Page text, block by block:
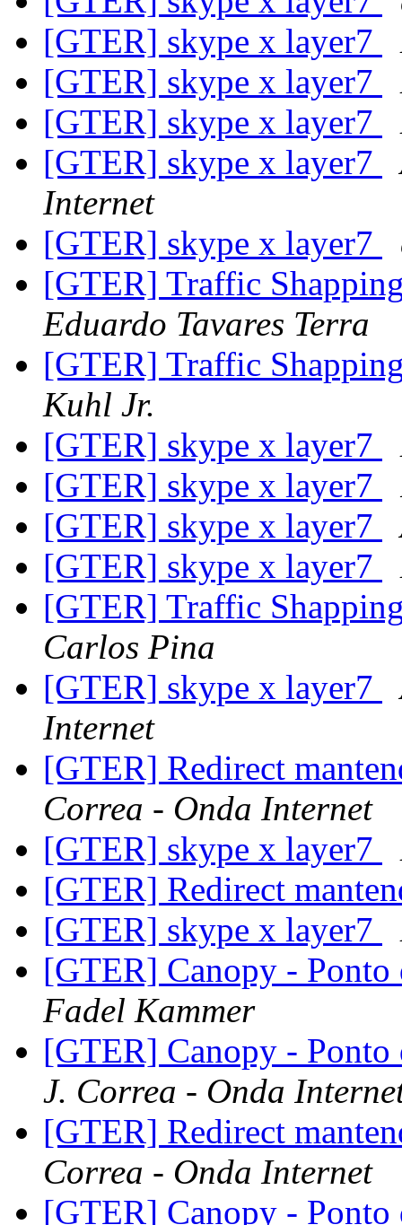
[GTER] skype x layer7
[GTER] skype x layer7
[GTER] skype x layer7
[GTER] skype x layer7
Internet
[GTER] skype x layer7
[GTER] Traffic
Eduardo Tavares Terra
[GTER] Traffic
Kuhl Jr.
[GTER] skype x layer7
[GTER] skype x layer7
[GTER] skype x layer7
[GTER] skype x layer7
[GTER] Traffic
Carlos Pina
[GTER] skype x layer7
Internet
[GTER] Redirect
Correa - Onda Internet
[GTER] skype x layer7
[GTER] Redirect
[GTER] skype x layer7
[GTER] Canopy - Ponto
Fadel Kammer
[GTER] Canopy - Ponto
J. Correa - Onda
[GTER] Redirect
Correa - Onda Internet
[GTER] Canopy - Ponto